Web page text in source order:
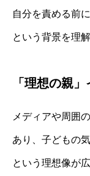
自分を責める前
という背景を理
「理想の親
メディアや周囲
あり、子どもの
という理想像が